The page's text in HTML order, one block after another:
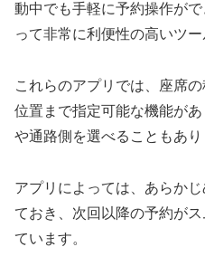
動中でも手軽に予約操作が
って非常に利便性の高いツー
これらのアプリでは、座席
位置まで指定可能な機能が
や通路側を選べることもあり
アプリによっては、あらか
ておき、次回以降の予約が
ています。